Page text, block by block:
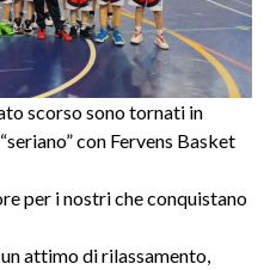
scorso sono tornati in
con Fervens Basket
per i nostri che conquistano
attimo di rilassamento,